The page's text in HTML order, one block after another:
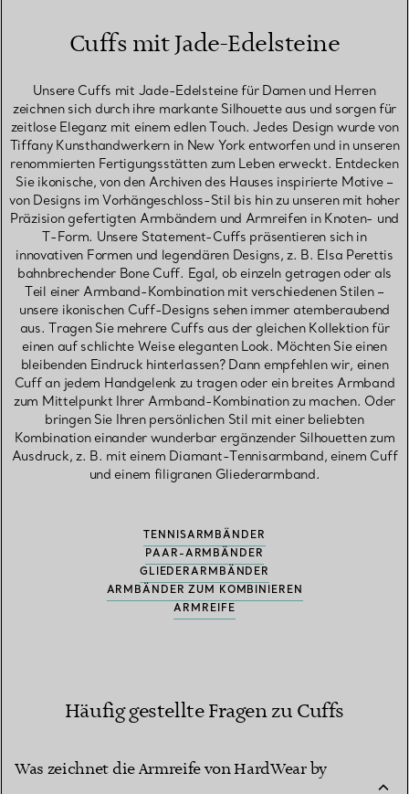
Cuffs mit Jade-Edelsteine
Unsere Cuffs mit Jade-Edelsteine für Damen und Herren
zeichnen sich durch ihre markante Silhouette aus und sorgen für
zeitlose Eleganz mit einem edlen Touch. Jedes Design wurde von
Tiffany Kunsthandwerkern in New York entworfen und in unseren
renommierten Fertigungsstätten zum Leben erweckt. Entdecken
Sie ikonische, von den Archiven des Hauses inspirierte Motive –
von Designs im Vorhängeschloss-Stil bis hin zu unseren mit hoher
Präzision gefertigten Armbändern und Armreifen in Knoten- und
T-Form. Unsere Statement-Cuffs präsentieren sich in
innovativen Formen und legendären Designs, z. B. Elsa Perettis
bahnbrechender Bone Cuff. Egal, ob einzeln getragen oder als
Teil einer Armband-Kombination mit verschiedenen Stilen –
unsere ikonischen Cuff-Designs sehen immer atemberaubend
aus. Tragen Sie mehrere Cuffs aus der gleichen Kollektion für
einen auf schlichte Weise eleganten Look. Möchten Sie einen
bleibenden Eindruck hinterlassen? Dann empfehlen wir, einen
Cuff an jedem Handgelenk zu tragen oder ein breites Armband
zum Mittelpunkt Ihrer Armband-Kombination zu machen. Oder
bringen Sie Ihren persönlichen Stil mit einer beliebten
Kombination einander wunderbar ergänzender Silhouetten zum
Ausdruck, z. B. mit einem Diamant-Tennisarmband, einem Cuff
und einem filigranen Gliederarmband.
TENNISARMBÄNDER
PAAR-ARMBÄNDER
GLIEDERARMBÄNDER
ARMBÄNDER ZUM KOMBINIEREN
ARMREIFE
Häufig gestellte Fragen zu Cuffs
Was zeichnet die Armreife von HardWear by